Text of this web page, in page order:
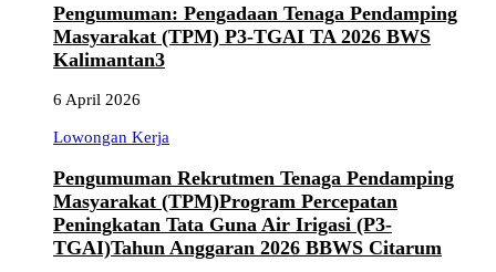
Pengumuman: Pengadaan Tenaga Pendamping
Masyarakat (TPM) P3-TGAI TA 2026 BWS
Kalimantan3
6 April 2026
Lowongan Kerja
Pengumuman Rekrutmen Tenaga Pendamping
Masyarakat (TPM)Program Percepatan
Peningkatan Tata Guna Air Irigasi (P3-
TGAI)Tahun Anggaran 2026 BBWS Citarum